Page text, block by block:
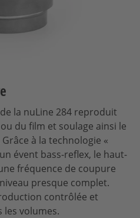
la nuLine 284 reproduit
du film et soulage ainsi le
à la technologie «
évent bass-reflex, le haut-
fréquence de coupure
presque complet.
contrôlée et
les volumes.